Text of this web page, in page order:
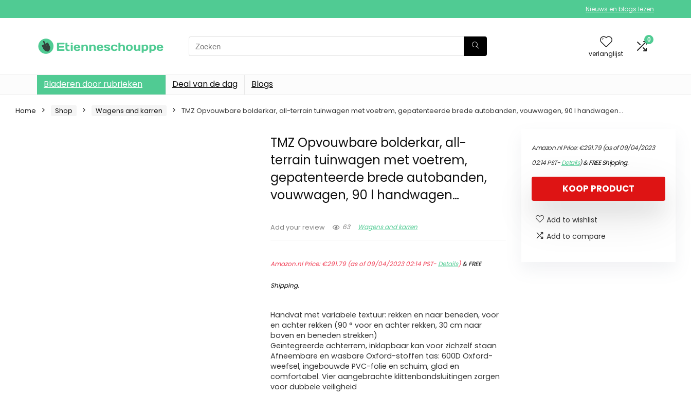
Nieuws en blogs lezen
Search
for:
verlanglijst
0
Bladeren door rubrieken Deal van de dag Blogs
Home Shop Wagens and karren TMZ Opvouwbare bolderkar, all-terrain tuinwagen met voetrem, gepatenteerde brede autobanden, vouwwagen, 90 l handwagen…
TMZ Opvouwbare bolderkar, all-
terrain tuinwagen met voetrem,
gepatenteerde brede autobanden,
vouwwagen, 90 l handwagen…
Add your review 63 Wagens and karren
Amazon.nl Price:€291.79(as of 09/04/2023 02:14 PST- Details)&FREE
Shipping.
Handvat met variabele textuur: rekken en naar beneden, voor
en achter rekken (90 ° voor en achter rekken, 30 cm naar
boven en beneden strekken)
Geïntegreerde achterrem, inklapbaar kan voor zichzelf staan
Afneembare en wasbare Oxford-stoffen tas: 600D Oxford-
weefsel, ingebouwde PVC-folie en schuim, glad en
comfortabel. Vier aangebrachte klittenbandsluitingen zorgen
voor dubbele veiligheid
Amazon.nl Price:€291.79(as of 09/04/2023
02:14 PST-Details)&FREE Shipping.
KOOP PRODUCT
Add to wishlist
Add to compare